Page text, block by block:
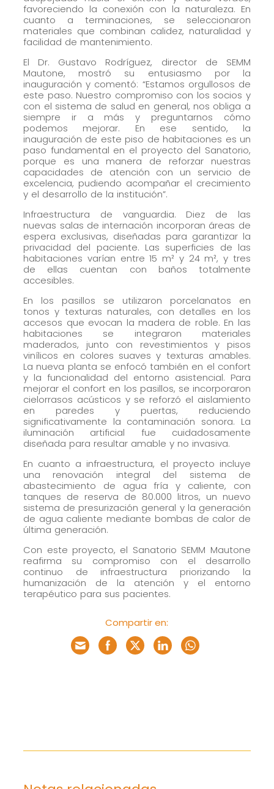
favoreciendo la conexión con la naturaleza. En
cuanto a terminaciones, se seleccionaron
materiales que combinan calidez, naturalidad y
facilidad de mantenimiento.
El Dr. Gustavo Rodríguez, director de SEMM
Mautone, mostró su entusiasmo por la
inauguración y comentó: “Estamos orgullosos de
este paso. Nuestro compromiso con los socios y
con el sistema de salud en general, nos obliga a
siempre ir a más y preguntarnos cómo
podemos mejorar. En ese sentido, la
inauguración de este piso de habitaciones es un
paso fundamental en el proyecto del Sanatorio,
porque es una manera de reforzar nuestras
capacidades de atención con un servicio de
excelencia, pudiendo acompañar el crecimiento
y el desarrollo de la institución”.
Infraestructura de vanguardia. Diez de las
nuevas salas de internación incorporan áreas de
espera exclusivas, diseñadas para garantizar la
privacidad del paciente. Las superficies de las
habitaciones varían entre 15 m² y 24 m², y tres
de ellas cuentan con baños totalmente
accesibles.
En los pasillos se utilizaron porcelanatos en
tonos y texturas naturales, con detalles en los
accesos que evocan la madera de roble. En las
habitaciones se integraron materiales
maderados, junto con revestimientos y pisos
vinílicos en colores suaves y texturas amables.
La nueva planta se enfocó también en el confort
y la funcionalidad del entorno asistencial. Para
mejorar el confort en los pasillos, se incorporaron
cielorrasos acústicos y se reforzó el aislamiento
en paredes y puertas, reduciendo
significativamente la contaminación sonora. La
iluminación artificial fue cuidadosamente
diseñada para resultar amable y no invasiva.
En cuanto a infraestructura, el proyecto incluye
una renovación integral del sistema de
abastecimiento de agua fría y caliente, con
tanques de reserva de 80.000 litros, un nuevo
sistema de presurización general y la generación
de agua caliente mediante bombas de calor de
última generación.
Con este proyecto, el Sanatorio SEMM Mautone
reafirma su compromiso con el desarrollo
continuo de infraestructura priorizando la
humanización de la atención y el entorno
terapéutico para sus pacientes.
Compartir en: